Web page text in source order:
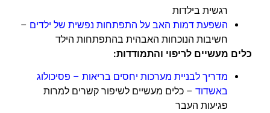
רגשית בילדות
השפעת דמות האב על התפתחות נפשית של ילדים –
חשיבות הנוכחות האבהית בהתפתחות הילד
כלים מעשיים לריפוי והתמודדות:
מדריך לבניית מערכות יחסים בריאות – פסיכולוג
באשדוד – כלים מעשיים לשיפור קשרים למרות
פגיעות העבר